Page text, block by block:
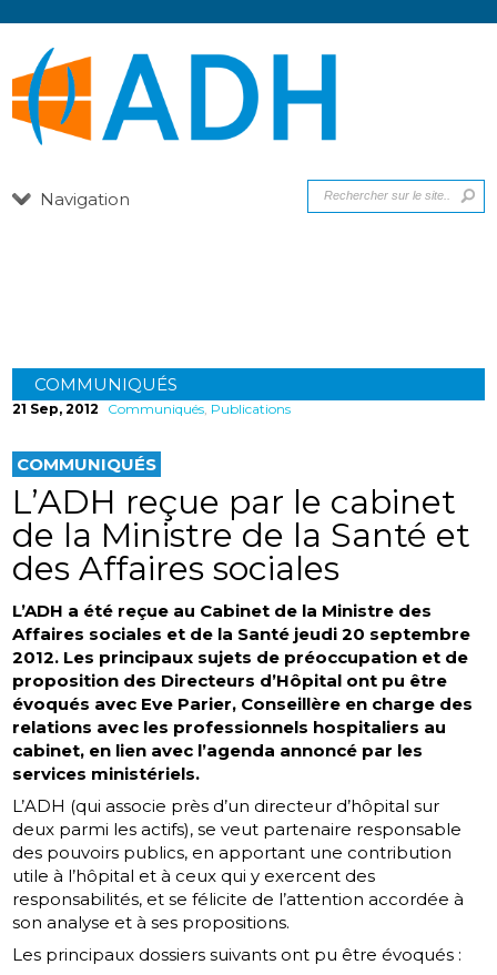
Navigation
COMMUNIQUÉS
21 Sep, 2012 Communiqués, Publications
COMMUNIQUÉS
L’ADH reçue par le cabinet
de la Ministre de la Santé et
des Affaires sociales
L’ADH a été reçue au Cabinet de la Ministre des
Affaires sociales et de la Santé jeudi 20 septembre
2012. Les principaux sujets de préoccupation et de
proposition des Directeurs d’Hôpital ont pu être
évoqués avec Eve Parier, Conseillère en charge des
relations avec les professionnels hospitaliers au
cabinet, en lien avec l’agenda annoncé par les
services ministériels.
L’ADH (qui associe près d’un directeur d’hôpital sur
deux parmi les actifs), se veut partenaire responsable
des pouvoirs publics, en apportant une contribution
utile à l’hôpital et à ceux qui y exercent des
responsabilités, et se félicite de l’attention accordée à
son analyse et à ses propositions.
Les principaux dossiers suivants ont pu être évoqués :